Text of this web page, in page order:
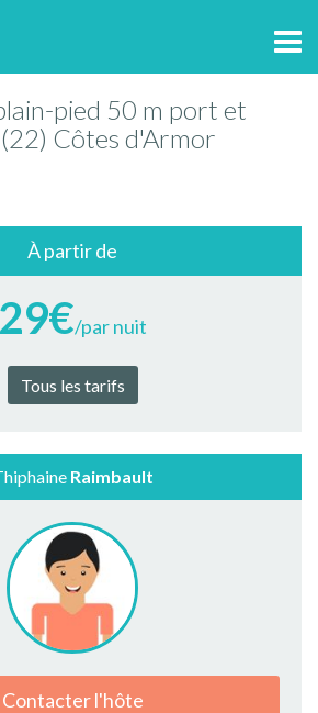
pied 50 m port et
Côtes d'Armor
À partir de
29€/par nuit
Tous les tarifs
Raimbault
Contacter l'hôte